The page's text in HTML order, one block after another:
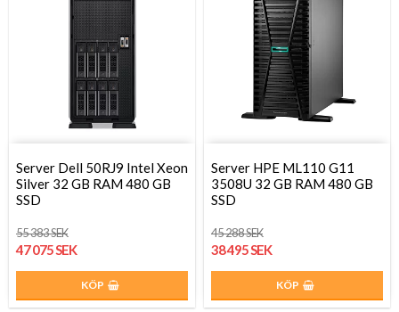
Server Dell 50RJ9 Intel Xeon
Silver 32 GB RAM 480 GB
SSD
55 383 SEK
47 075 SEK
KÖP
Server HPE ML110 G11
3508U 32 GB RAM 480 GB
SSD
45 288 SEK
38 495 SEK
KÖP